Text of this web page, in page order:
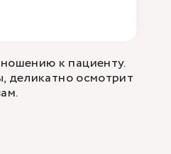
к пациенту.
деликатно осмотрит